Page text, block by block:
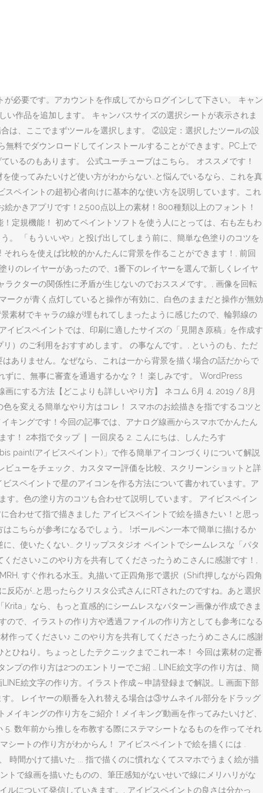
のこと. PCやスマホでイラストを描くのが苦手な方向けの記事で
必要です。アカウントを作成してからログインして下さい。 キャン
作品を追加します。 キャンバスサイズの選択シートが表示されま
は、ここでまずツールを選択します。 ②設定：選択したツールの設
料でダウンロードしてインストールすることができます。PC上で
るのもあります。 公式ユーチューブはこちら。 オススメです！
使ってみたいけど使い方がわからない…と悩んでいるなら、これを真
ペイントの超初心者向けに基本的な使い方を説明しています。これ
かきアプリです！2,500点以上の素材！800種類以上のフォント！
定規機能！ 初めてペイントソフトを使う人にとっては、右も左もわ
。 「もういいや」と投げ出してしまう前に、簡単な色塗りのコツを
れらを使えば比較的かんたんに背景を作ることができます！, 前回
のレイヤーがあったので、1番下のレイヤーを選んで新しくレイヤ
クターの関係性に矛盾が生じないのでおススメです。, 画像を回転
クが青く点灯していると操作が有効に、白色のままだと操作が無効
素材でキャラの線が埋もれてしまったように感じたので、輪郭線の
ビスペイントでは、印刷に適したサイズの「見開き原稿」を作成す
）のご利用をおすすめします。 の事なんです。, というのも、ただ
ありません。なぜなら、これは一から背景を描く場合の話だからで
に、無事に審査を通過するかな？！ 楽しみです。 WordPress
にする方法【どこよりも詳しいやり方】 ネコム 6月 4, 2019 / 8月
を変える簡単なやり方はコレ！ スマホのお絵描きを指でするコツと
キングです！今回の記事では、アナログ線画からスマホでかんたん
す！ 2本指でタップ ❘ 一回戻る 2. こんにちは、しんたろす
paint(アイビスペイント)」で作る簡単アイコンづくりについて解説
ューをチェック、カスタマー評価を比較、スクリーンショットと詳
スペイントで星のアイコンを作る方法について書かれています。ア
。色の塗り方のコツも合わせて説明しています。 アイビスペイン
合わせて指で描きました アイビスペイントで絵を描きたい！と思っ
こちらが参考になるでしょう。 !ボールペン一本で簡単に描けるか
使いたくない… クリップスタジオ ペイントでシームレスな「パタ
ださい♪このやり方を共有してくださったうめこさんに感謝です！,
すぐ作れる水玉。丸描いて正四角形で選択（Shift押しながら四角
応が…と思ったらクリスタ公式さんにRTされたのですね。あと選択
」なら、もっと直感的にシームレスなパターン画像が作成できま
で、イラストの作り方や透過ファイルの作り方としても参考になる
作ってください♪ このやり方を共有してくださったうめこさんに感謝
ひねり。ちょっとしたテクニックまでこれ一本！ 今回は素材の定番
プの作り方は2つのエントリーでご紹 … LINE絵文字の作り方は、簡
絵文字の作り方。イラスト作成～申請登録まで解説。L 画面下部
。 レイヤーの順番を入れ替える場合は③サムネイル部分をドラッグ
イキングの作り方をご紹介！メイキング動画を作ってみたいけど、
数年前から推しを布教する際にステマシートなるものを作ってそれ
ートの作り方がわからん！ アイビスペイントで絵を描くには .
時間かけて描いた ... 指で描くのに慣れなくてスマホでうまく絵が描
トで線画を描いたものの、筆圧感知がないせいで線にメリハリがな
ルについて発信していきます。. アイビスペイントの良さは分かっ